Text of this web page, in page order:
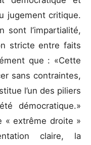
jugement critique.
sont l’impartialité,
stricte entre faits
que : «Cette
sans contraintes,
l’un des piliers
démocratique.»
« extrême droite »
claire, la